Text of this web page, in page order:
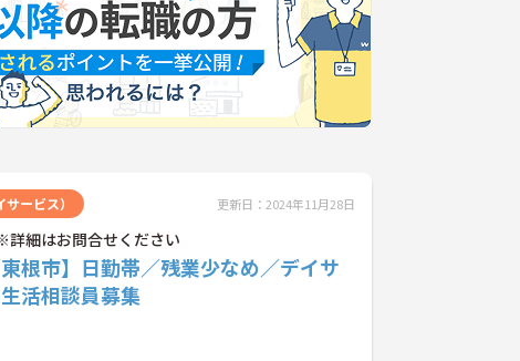
ービス） 更新日：2024年11月28日
細はお問合せください
東根市】日勤帯／残業少なめ／デイサ
活相談員募集